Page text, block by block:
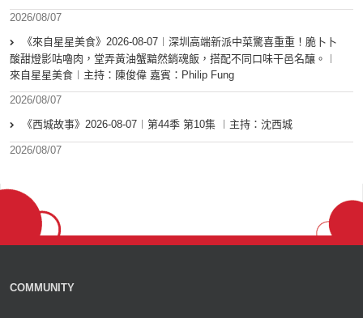
2026/08/07
《來自星星美食》2026-08-07︱深圳高端新派中菜驚喜重重！脆卜卜
酸甜燈影咕嚕肉，堂弄黃油蟹黯然銷魂飯，搭配不同口味干邑名釀。︱
來自星星美食︱主持：陳俊偉 嘉賓：Philip Fung
2026/08/07
《西城故事》2026-08-07︱第44季 第10集 ︱主持：沈西城
2026/08/07
COMMUNITY